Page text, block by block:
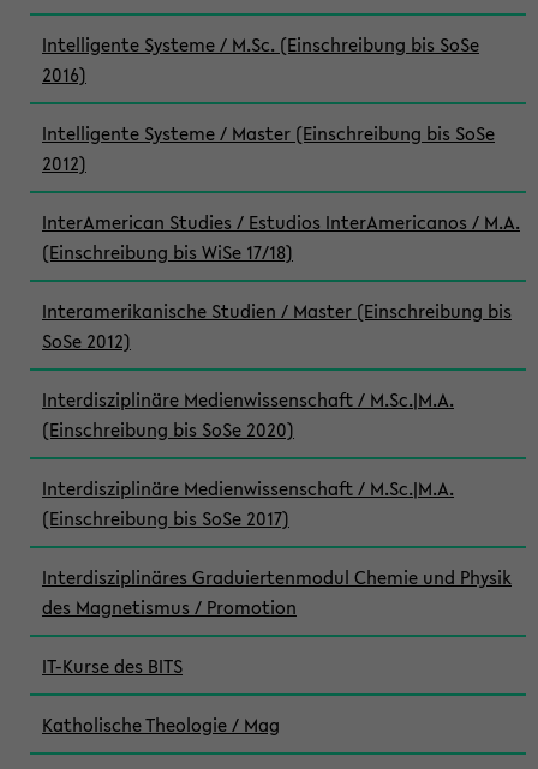
Intelligente Systeme / M.Sc. (Einschreibung bis SoSe
2016)
Intelligente Systeme / Master (Einschreibung bis SoSe
2012)
InterAmerican Studies / Estudios InterAmericanos / M.A.
(Einschreibung bis WiSe 17/18)
Interamerikanische Studien / Master (Einschreibung bis
SoSe 2012)
Interdisziplinäre Medienwissenschaft / M.Sc.|M.A.
(Einschreibung bis SoSe 2020)
Interdisziplinäre Medienwissenschaft / M.Sc.|M.A.
(Einschreibung bis SoSe 2017)
Interdisziplinäres Graduiertenmodul Chemie und Physik
des Magnetismus / Promotion
IT-Kurse des BITS
Katholische Theologie / Mag